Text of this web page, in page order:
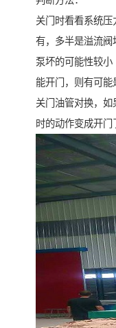
关门时看看系统压
有，多半是溢流阀
泵坏的可能性较小
能开门，则有可
关门油管对换，
时的动作变成开门